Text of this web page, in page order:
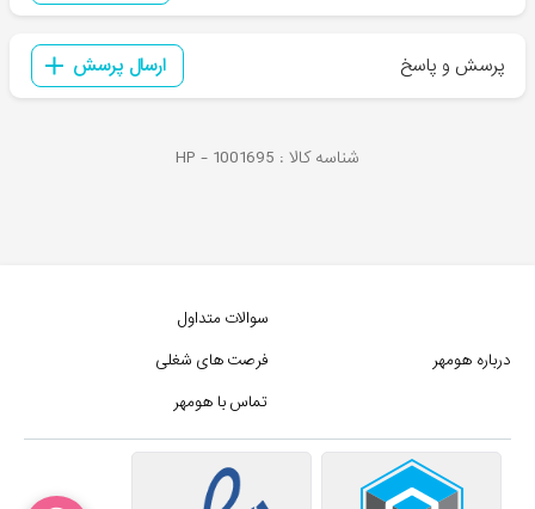
پرسش و پاسخ ارسال پرسش
شناسه کالا : HP - 1001695
درباره هومهر
سوالات متداول
فرصت های شغلی
تماس با هومهر